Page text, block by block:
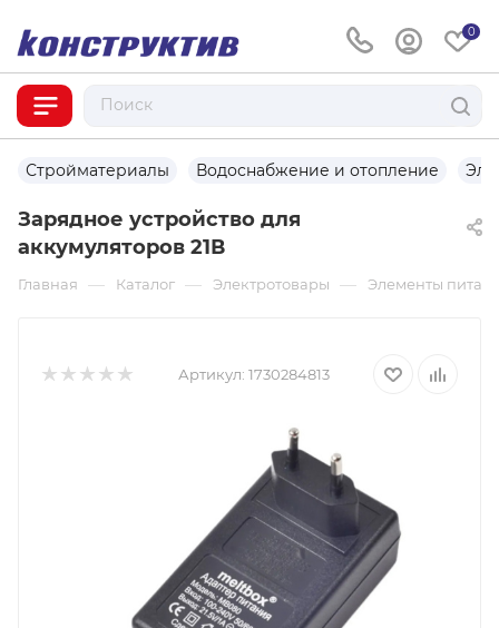
0
Стройматериалы Водоснабжение и отопление
Зарядное устройство для
аккумуляторов 21В
Главная — Каталог — Электротовары — Элементы
Артикул: 1730284813